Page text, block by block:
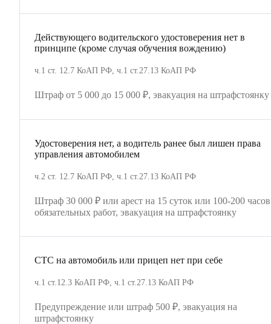
Действующего водительского удостоверения нет в
принципе (кроме случая обучения вождению)
ч.1 ст. 12.7 КоАП РФ, ч.1 ст.27.13 КоАП РФ
Штраф от 5 000 до 15 000 ₽, эвакуация на штрафстоянку
Удостоверения нет, а водитель ранее был лишен права
управления автомобилем
ч.2 ст. 12.7 КоАП РФ, ч.1 ст.27.13 КоАП РФ
Штраф 30 000 ₽ или арест на 15 суток или 100-200 часов
обязательных работ, эвакуация на штрафстоянку
СТС на автомобиль или прицеп нет при себе
ч.1 ст.12.3 КоАП РФ, ч.1 ст.27.13 КоАП РФ
Предупреждение или штраф 500 ₽, эвакуация на
штрафстоянку